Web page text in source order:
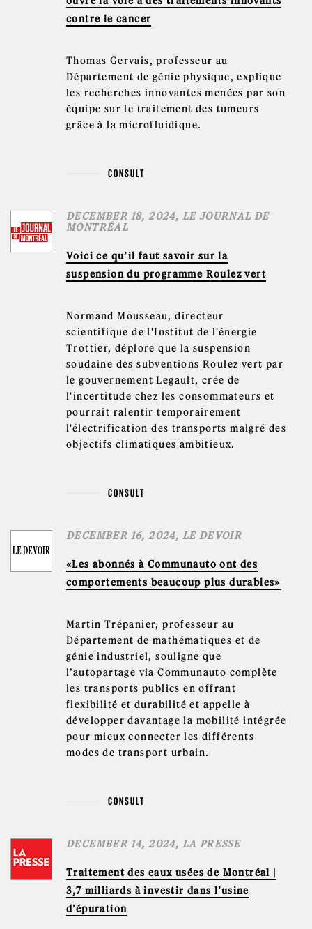
contre le cancer
Thomas Gervais, professeur au
Département de génie physique, explique
les recherches innovantes menées par son
équipe sur le traitement des tumeurs
grâce à la microfluidique.
CONSULT
DECEMBER 18, 2024, LE JOURNAL DE
MONTRÉAL
Voici ce qu’il faut savoir sur la
suspension du programme Roulez vert
Normand Mousseau, directeur
scientifique de l'Institut de l'énergie
Trottier, déplore que la suspension
soudaine des subventions Roulez vert par
le gouvernement Legault, crée de
l'incertitude chez les consommateurs et
pourrait ralentir temporairement
l'électrification des transports malgré des
objectifs climatiques ambitieux.
CONSULT
DECEMBER 16, 2024, LE DEVOIR
«Les abonnés à Communauto ont des
comportements beaucoup plus durables»
Martin Trépanier, professeur au
Département de mathématiques et de
génie industriel, souligne que
l’autopartage via Communauto complète
les transports publics en offrant
flexibilité et durabilité et appelle à
développer davantage la mobilité intégrée
pour mieux connecter les différents
modes de transport urbain.
CONSULT
DECEMBER 14, 2024, LA PRESSE
Traitement des eaux usées de Montréal |
3,7 milliards à investir dans l’usine
d’épuration